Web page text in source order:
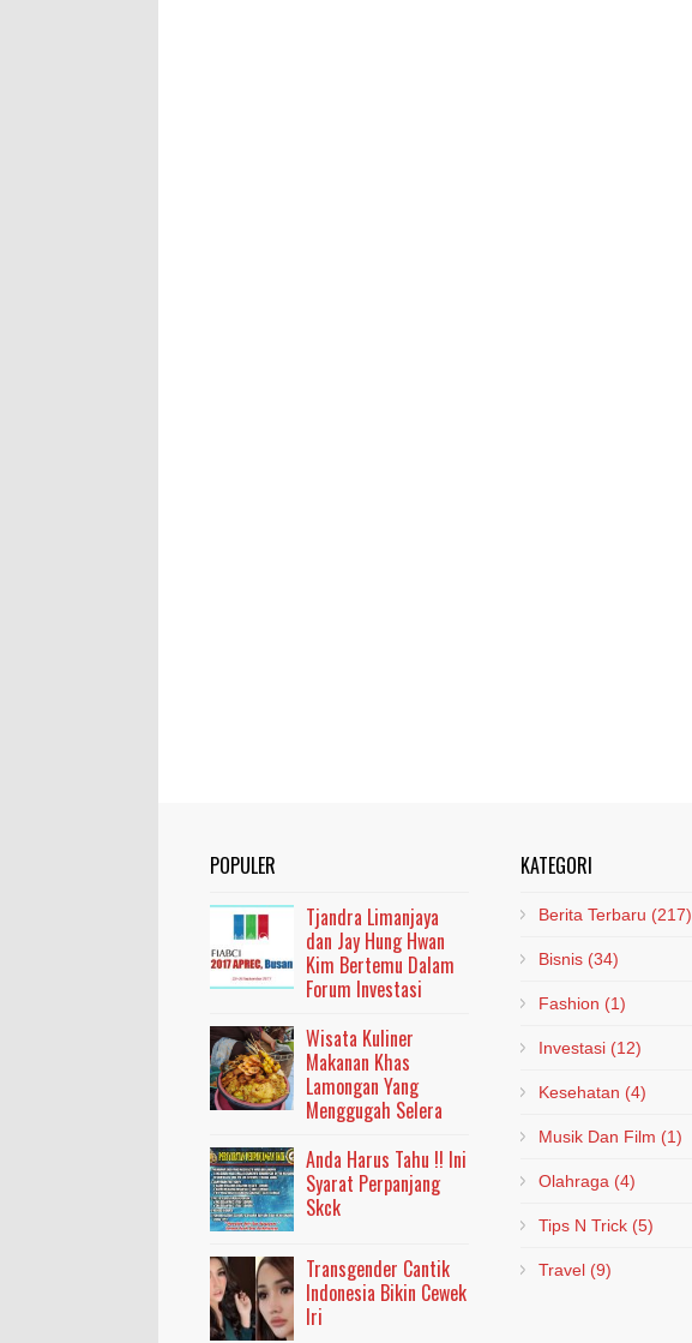
POPULER
Tjandra Limanjaya
dan Jay Hung Hwan
Kim Bertemu Dalam
Forum Investasi
Wisata Kuliner
Makanan Khas
Lamongan Yang
Menggugah Selera
Anda Harus Tahu !! Ini
Syarat Perpanjang
Skck
Transgender Cantik
Indonesia Bikin Cewek
Iri
KATEGORI
Berita Terbaru (217)
Bisnis (34)
Fashion (1)
Investasi (12)
Kesehatan (4)
Musik Dan Film (1)
Olahraga (4)
Tips N Trick (5)
Travel (9)